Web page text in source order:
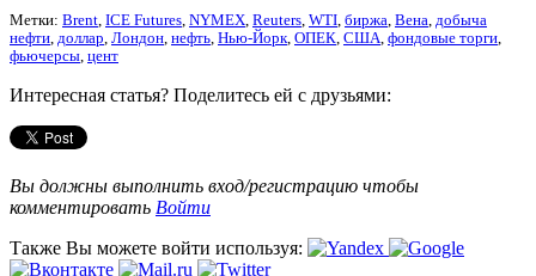
Метки: Brent, ICE Futures, NYMEX, Reuters, WTI, биржа, Вена, добыча
нефти, доллар, Лондон, нефть, Нью-Йорк, ОПЕК, США, фондовые торги,
фьючерсы, цент
Интересная статья? Поделитесь ей с друзьями:
Вы должны выполнить вход/регистрацию чтобы
комментировать Войти
Также Вы можете войти используя: